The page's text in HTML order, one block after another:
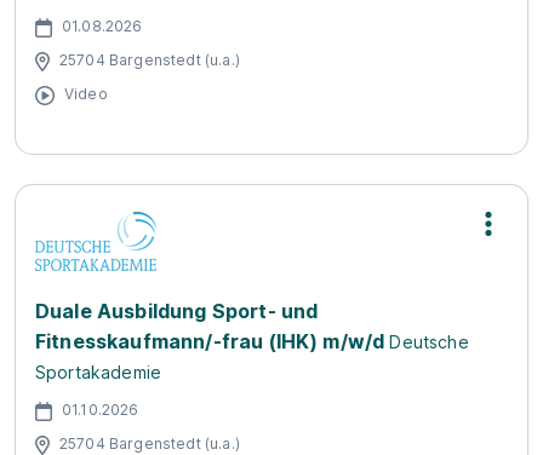
01.08.2026
25704 Bargenstedt (u.a.)
Video
Duale Ausbildung Sport- und
Fitnesskaufmann/-frau (IHK) m/w/d Deutsche
Sportakademie
01.10.2026
25704 Bargenstedt (u.a.)